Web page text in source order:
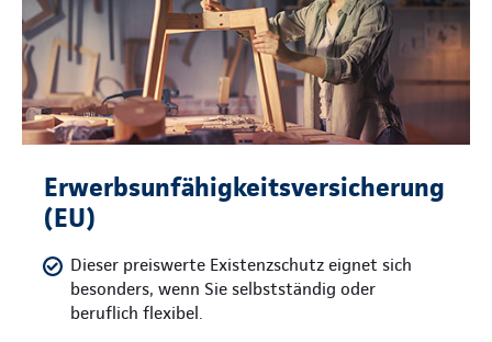
Erwerbsunfähigkeitsversicherung
(EU)
Dieser preiswerte Existenzschutz eignet sich
besonders, wenn Sie selbstständig oder
beruflich flexibel.